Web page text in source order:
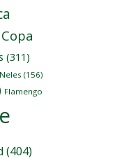
Copa
(311)
(156)
Flamengo
(404)